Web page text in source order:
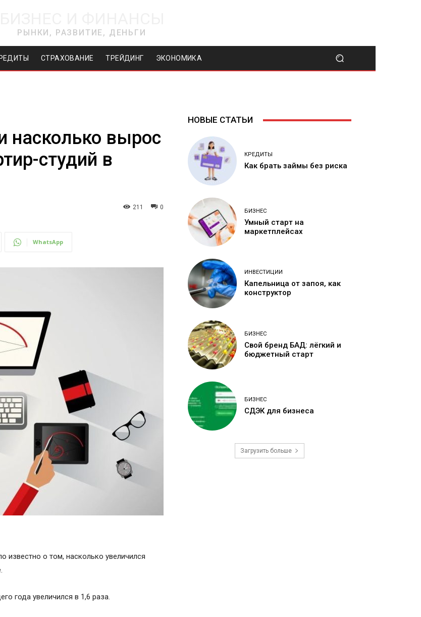
РЫНКИ, РАЗВИТИЕ, ДЕНЬГИ
СТРАХОВАНИЕ ТРЕЙДИНГ ЭКОНОМИКА
насколько вырос
студий в
0
211
WhatsApp
известно о том, насколько увеличился
года увеличился в 1,6 раза.
НОВЫЕ СТАТЬИ
КРЕДИТЫ
Как брать займы без риска
БИЗНЕС
Умный старт на
маркетплейсах
ИНВЕСТИЦИИ
Капельница от запоя, как
конструктор
БИЗНЕС
Свой бренд БАД: лёгкий и
бюджетный старт
БИЗНЕС
СДЭК для бизнеса
Загрузить больше